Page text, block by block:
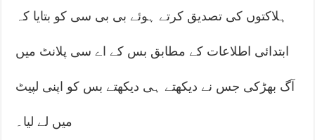
ہلاکتوں کی تصدیق کرتے ہوئے بی بی سی کو بتایا کہ
ابتدائی اطلاعات کے مطابق بس کے اے سی پلانٹ میں
آگ بھڑکی جس نے دیکھتے ہی دیکھتے بس کو اپنی لپیٹ
میں لے لیا۔